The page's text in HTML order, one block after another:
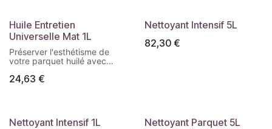
Huile Entretien
Universelle Mat 1L
Préserver l'esthétisme de
votre parquet huilé avec
Ce produit naturel et incolore
24,63 €
Nettoyant Intensif 5L
82,30€
Nettoyant Intensif 1L
Nettoyant Parquet 5L